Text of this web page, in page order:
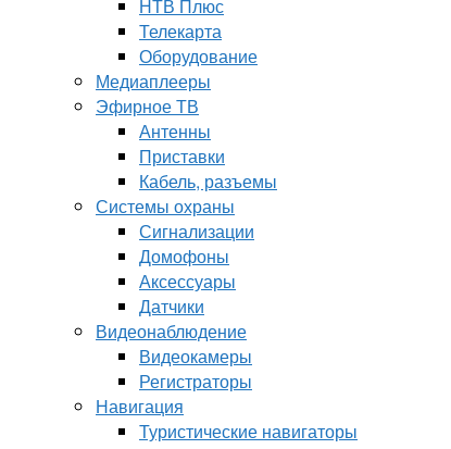
НТВ Плюс
Телекарта
Оборудование
Медиаплееры
Эфирное ТВ
Антенны
Приставки
Кабель, разъемы
Системы охраны
Сигнализации
Домофоны
Аксессуары
Датчики
Видеонаблюдение
Видеокамеры
Регистраторы
Навигация
Туристические навигаторы